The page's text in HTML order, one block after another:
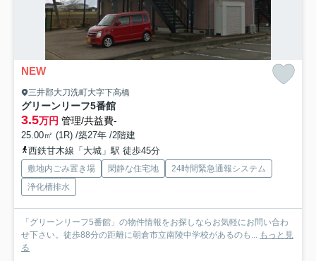
NEW
三井郡大刀洗町大字下高橋
グリーンリーフ5番館
3.5万円 管理/共益費-
25.00㎡ (1R) /築27年 /2階建
西鉄甘木線「大城」駅 徒歩45分
敷地内ごみ置き場 閑静な住宅地
24時間緊急通報システム
浄化槽排水
「グリーンリーフ5番館」の物件情報をお探しならお気軽にお問い合わ
せ下さい。徒歩88分の距離に朝倉市立南陵中学校があるのも... もっと見
る